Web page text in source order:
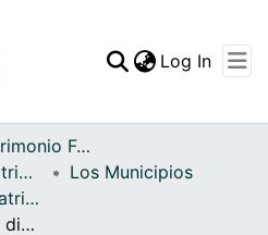
Statistics
Log In
Archivo del Patrimonio Fotográfico y Fílmico del Valle del Cauca
Fondo Archivo del Patrimonio Fotográfico y Fílmico del Valle del Cauca
Los Municipios
APFFVC - Ciudad - Patrimonial
El señor José Gómez disfrazado de indio nativo para las comparsas durante los carnavales decembrinos en Ginebra